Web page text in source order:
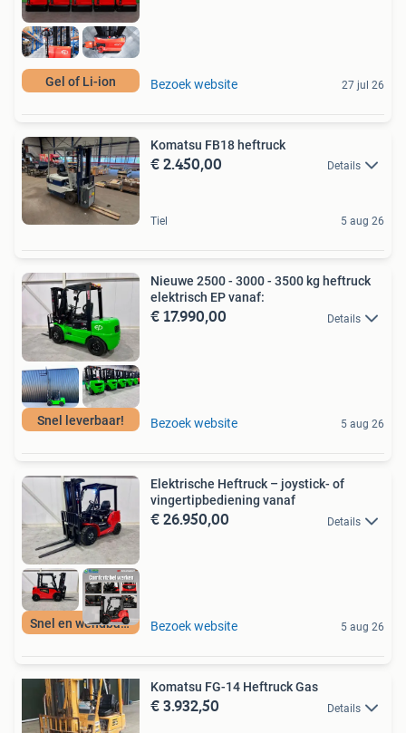
Gel of Li-ion Bezoek website 27 jul 26
Komatsu FB18 heftruck
€ 2.450,00 Details
Tiel 5 aug 26
Snel leverbaar!
Nieuwe 2500 - 3000 - 3500 kg heftruck
elektrisch EP vanaf:
€ 17.990,00 Details
Bezoek website 5 aug 26
Snel en wendbaar
Elektrische Heftruck – joystick- of
vingertipbediening vanaf
€ 26.950,00 Details
Bezoek website 5 aug 26
Komatsu FG-14 Heftruck Gas
€ 3.932,50 Details